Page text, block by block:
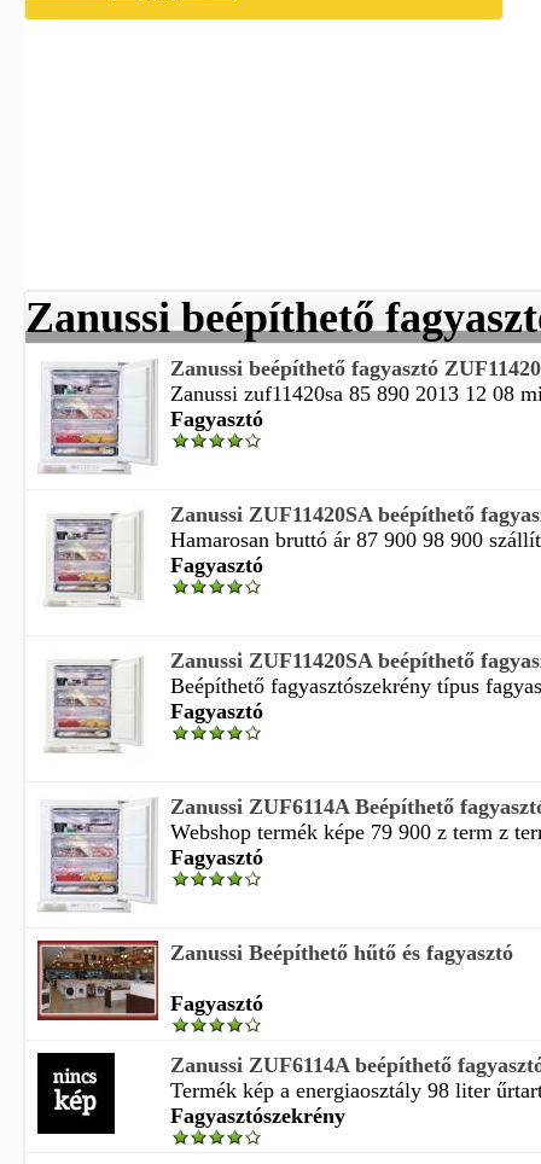
Zanussi beépíthető
Zanussi beépíthető fagyasztó
Zanussi zuf11420sa 85 890 2013 12 08
Fagyasztó
Zanussi ZUF11420SA beépíthető
Hamarosan bruttó ár 87 900 98 900
Fagyasztó
Zanussi ZUF11420SA beépíthető
Beépíthető fagyasztószekrény típus
Fagyasztó
Zanussi ZUF6114A Beépíthető
Webshop termék képe 79 900 z term z
Fagyasztó
Zanussi Beépíthető hűtő és fagyasztó
Fagyasztó
Zanussi ZUF6114A beépíthető
Termék kép a energiaosztály 98 liter
Fagyasztószekrény